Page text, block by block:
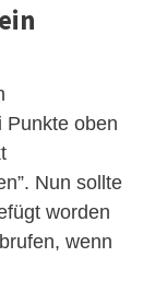
Punkte oben
Nun sollte
worden
wenn